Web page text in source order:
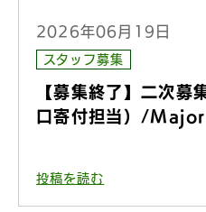
2026年06月19日
スタッフ募集
【募集終了】二次募
口寄付担当）/
投稿を読む